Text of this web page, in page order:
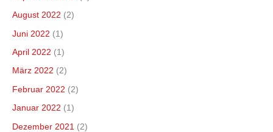
August 2022 (2)
Juni 2022 (1)
April 2022 (1)
März 2022 (2)
Februar 2022 (2)
Januar 2022 (1)
Dezember 2021 (2)